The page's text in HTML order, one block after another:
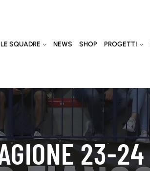
LE SQUADRE NEWS SHOP PROGETTI
23-24